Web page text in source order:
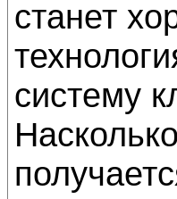
станет
систему